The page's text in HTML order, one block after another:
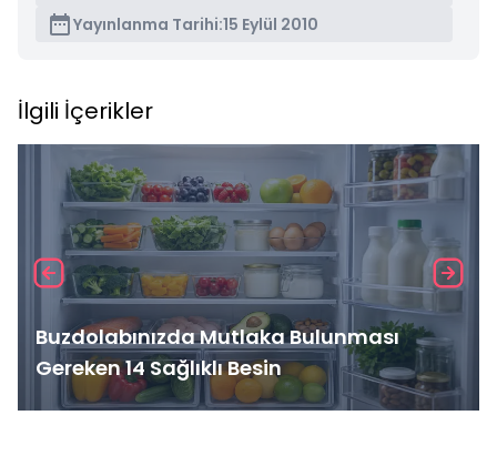
Yayınlanma Tarihi:15 Eylül 2010
İlgili İçerikler
Buzdolabınızda Mutlaka Bulunması
Gereken 14 Sağlıklı Besin